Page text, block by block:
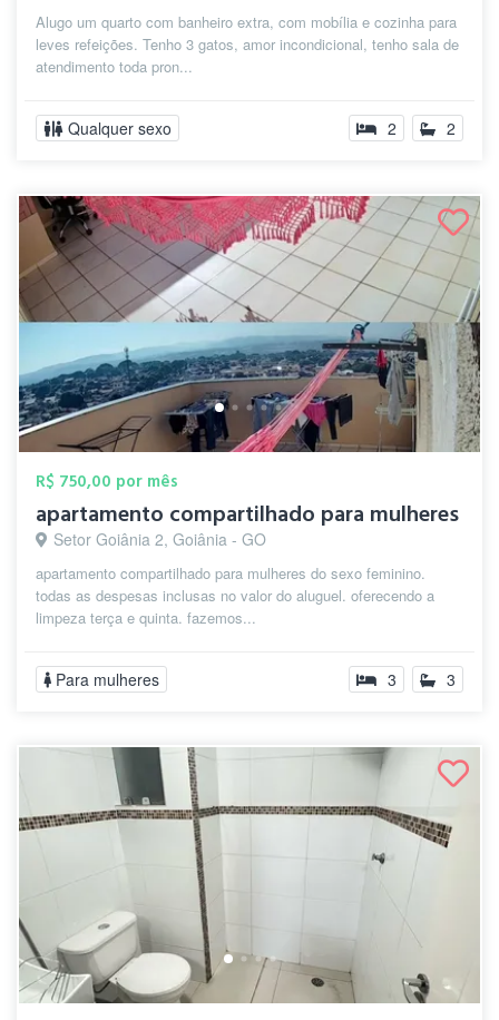
Alugo um quarto com banheiro extra, com mobília e cozinha para
leves refeições. Tenho 3 gatos, amor incondicional, tenho sala de
atendimento toda pron...
Qualquer sexo 2 2
R$ 750,00 por mês
apartamento compartilhado para mulheres
Setor Goiânia 2, Goiânia - GO
apartamento compartilhado para mulheres do sexo feminino.
todas as despesas inclusas no valor do aluguel. oferecendo a
limpeza terça e quinta. fazemos...
Para mulheres 3 3